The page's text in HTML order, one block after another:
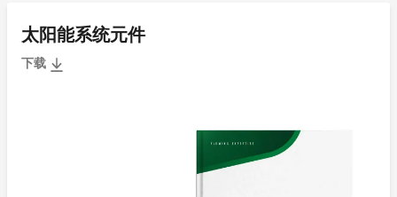
太阳能系统元件
下载